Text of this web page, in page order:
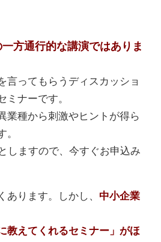
方通行的な講演ではありま
言ってもらうディスカッショ
ミナーです。
業種から刺激やヒントが得ら
。
しますので、今すぐお申込み
あります。しかし、 中小企業
教えてくれるセミナー」がほ